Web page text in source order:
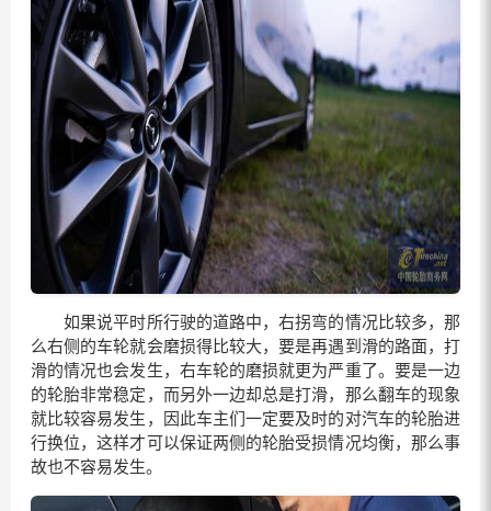
如果说平时所行驶的道路中，右拐弯的情况比较多，那
么右侧的车轮就会磨损得比较大，要是再遇到滑的路面，打
滑的情况也会发生，右车轮的磨损就更为严重了。要是一边
的轮胎非常稳定，而另外一边却总是打滑，那么翻车的现象
就比较容易发生，因此车主们一定要及时的对汽车的轮胎进
行换位，这样才可以保证两侧的轮胎受损情况均衡，那么事
故也不容易发生。